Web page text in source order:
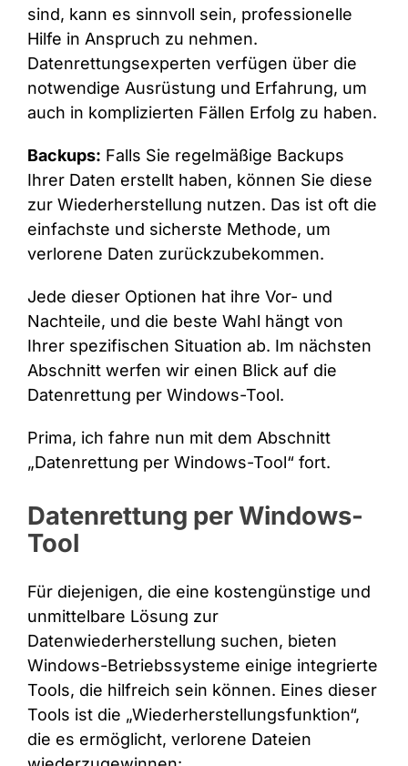
sind, kann es sinnvoll sein, professionelle
Hilfe in Anspruch zu nehmen.
Datenrettungsexperten verfügen über die
notwendige Ausrüstung und Erfahrung, um
auch in komplizierten Fällen Erfolg zu haben.
Backups: Falls Sie regelmäßige Backups
Ihrer Daten erstellt haben, können Sie diese
zur Wiederherstellung nutzen. Das ist oft die
einfachste und sicherste Methode, um
verlorene Daten zurückzubekommen.
Jede dieser Optionen hat ihre Vor- und
Nachteile, und die beste Wahl hängt von
Ihrer spezifischen Situation ab. Im nächsten
Abschnitt werfen wir einen Blick auf die
Datenrettung per Windows-Tool.
Prima, ich fahre nun mit dem Abschnitt
„Datenrettung per Windows-Tool“ fort.
Datenrettung per Windows-
Tool
Für diejenigen, die eine kostengünstige und
unmittelbare Lösung zur
Datenwiederherstellung suchen, bieten
Windows-Betriebssysteme einige integrierte
Tools, die hilfreich sein können. Eines dieser
Tools ist die „Wiederherstellungsfunktion“,
die es ermöglicht, verlorene Dateien